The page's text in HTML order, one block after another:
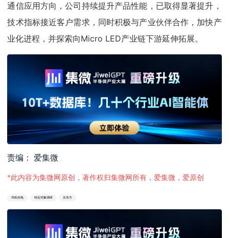
通信应用方向，公司持续提升产品性能，已取得显著提升，
技术指标接近客户需求，同时积极与产业伙伴合作，加快产
业化进程，并探索向Micro LED产业链下游延伸拓展。
责编： 爱集微
*此内容为集微网原创，著作权归集微网所有，爱集微，爱原创
华灿光电 特定对象调研 京东方